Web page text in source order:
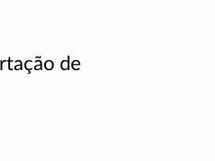
de